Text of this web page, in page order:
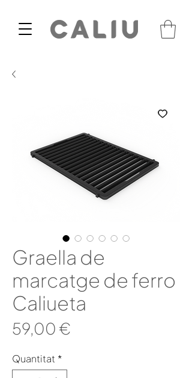
Graella de
marcatge de ferro
Caliueta
59,00 €
Quantitat *